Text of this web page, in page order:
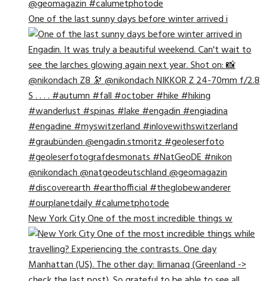
One of the last sunny days before winter arrived i
New York City One of the most incredible things w